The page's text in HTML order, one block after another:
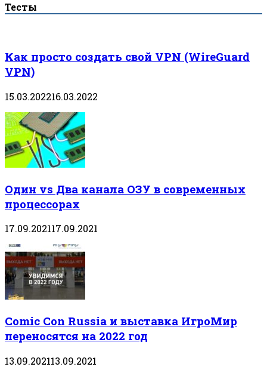
Тесты
Как просто создать свой VPN (WireGuard
VPN)
15.03.202216.03.2022
Один vs Два канала ОЗУ в современных
процессорах
17.09.202117.09.2021
Comic Con Russia и выставка ИгроМир
переносятся на 2022 год
13.09.202113.09.2021